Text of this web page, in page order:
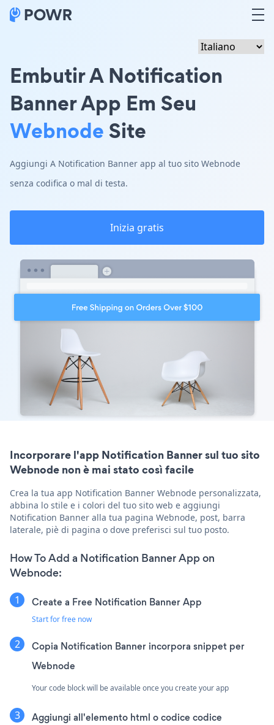
Embutir A Notification
Banner App Em Seu
WebnodeSite
Aggiungi A Notification Banner app al tuo sito Webnode
senza codifica o mal di testa.
Inizia gratis
Incorporare l'app Notification Banner sul tuo sito
Webnode non è mai stato così facile
Crea la tua app Notification Banner Webnode personalizzata,
abbina lo stile e i colori del tuo sito web e aggiungi
Notification Banner alla tua pagina Webnode, post, barra
laterale, piè di pagina o dove preferisci sul tuo posto.
How To Add a Notification Banner App on
Webnode:
Create a Free Notification Banner App
Start for free now
Copia Notification Banner incorpora snippet per
Webnode
Your code block will be available once you create your app
Aggiungi all'elemento html o codice codice